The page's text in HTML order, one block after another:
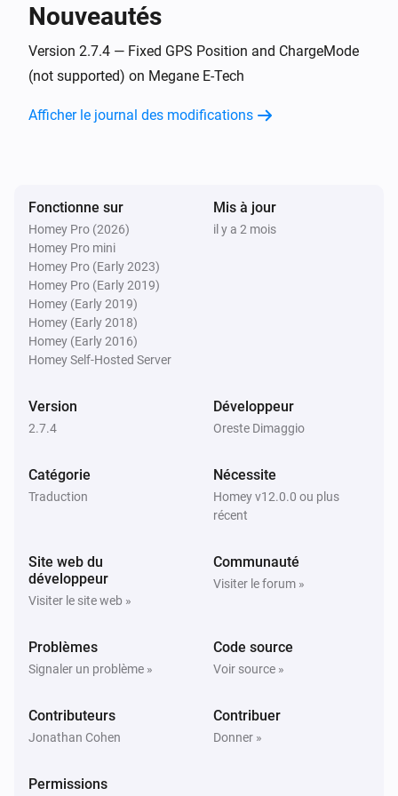
Le véhicule est branché
Activé
Renault Megane
Le niveau de la batterie a changé
Renault Zoe
Activé
Renault Zoe
Renault Zoe
Changement de mode de charge
Renault Zoe
La charge s'est arrêtée
La charge a commencé
Véhicule n'est pas à la maison
Véhicule est à la maison
Nouveautés
Version 2.7.4 — Fixed GPS Position and ChargeMode
(not supported) on Megane E-Tech
Afficher le journal des modifications
Fonctionne sur
Homey Pro (2026)
Homey Pro mini
Homey Pro (Early 2023)
Homey Pro (Early 2019)
Homey (Early 2019)
Homey (Early 2018)
Homey (Early 2016)
Homey Self-Hosted Server
Mis à jour
il y a 2 mois
Version
2.7.4
Développeur
Oreste Dimaggio
Catégorie
Traduction
Nécessite
Homey v12.0.0 ou plus
récent
Site web du
développeur
Visiter le site web »
Communauté
Visiter le forum »
Problèmes
Signaler un problème »
Code source
Voir source »
Contributeurs
Jonathan Cohen
Contribuer
Donner »
Permissions